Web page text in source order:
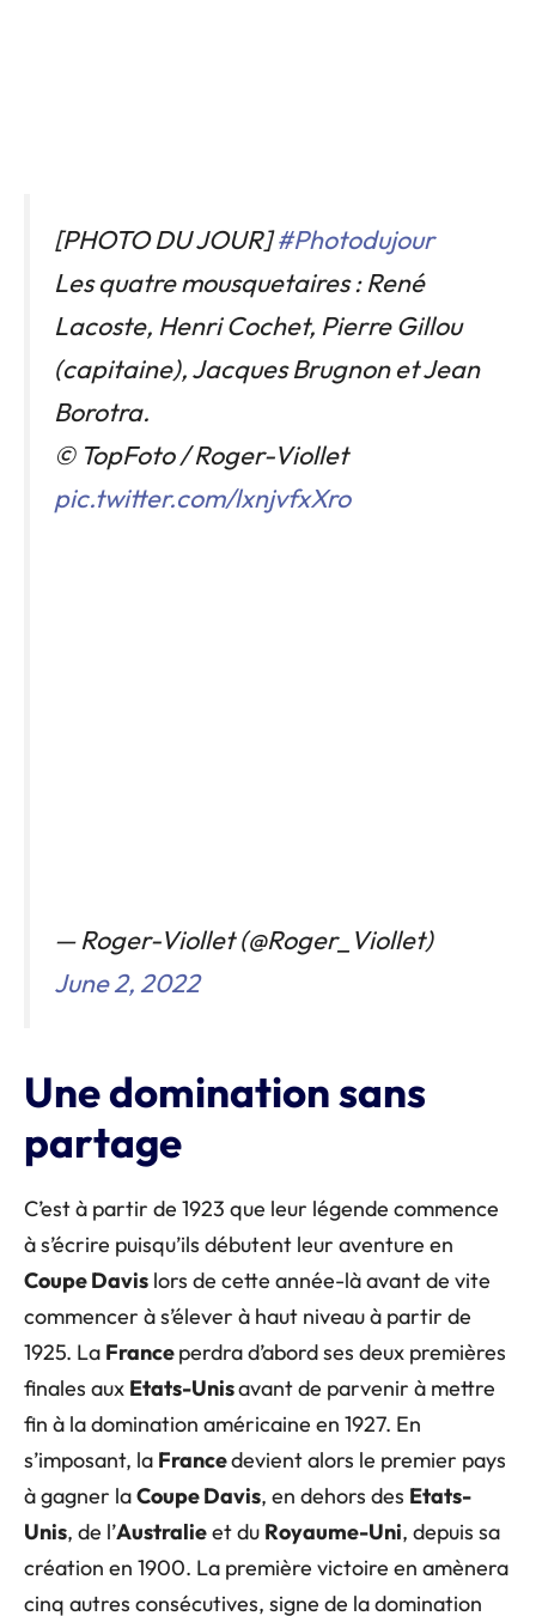
[PHOTO DU JOUR]#Photodujour
Les quatre mousquetaires : René
Lacoste, Henri Cochet, Pierre Gillou
(capitaine), Jacques Brugnon et Jean
Borotra.
© TopFoto / Roger-Viollet
pic.twitter.com/lxnjvfxXro
— Roger-Viollet (@Roger_Viollet)
June 2, 2022
Une domination sans
partage
C’est à partir de 1923 que leur légende commence
à s’écrire puisqu’ils débutent leur aventure en
Coupe Davis lors de cette année-là avant de vite
commencer à s’élever à haut niveau à partir de
1925. La Franceperdra d’abord ses deux premières
finales aux Etats-Unisavant de parvenir à mettre
fin à la domination américaine en 1927. En
s’imposant, la Francedevient alors le premier pays
à gagner laCoupe Davis, en dehors des Etats-
Unis, de l’Australieet du Royaume-Uni, depuis sa
création en 1900. La première victoire en amènera
cinq autres consécutives, signe de la domination